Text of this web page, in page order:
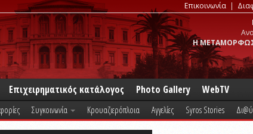
Επικοινωνία
Η
Επιχειρηματικός κατάλογος Photo Gallery WebTV
Συγκοινωνία Κρουαζιερόπλοια Αγγελίες Syros Stories